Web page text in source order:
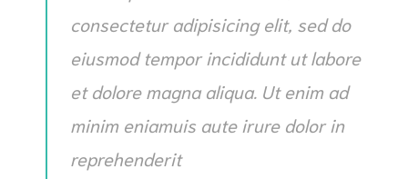
consectetur adipisicing elit, sed do
eiusmod tempor incididunt ut labore
et dolore magna aliqua. Ut enim ad
minim eniamuis aute irure dolor in
reprehenderit